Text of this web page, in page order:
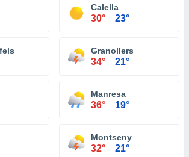
Calella
30° 23°
Granollers
34° 21°
Manresa
36° 19°
Montseny
32° 21°